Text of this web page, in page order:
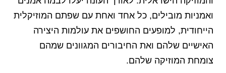
ואמניות מובילים, כל אחד ואחת עם שפתם המוזיקלית
הייחודית, למופעים החושפים את עולמות היצירה
האישיים שלהם ואת החיבורים המגוונים שמהם
צומחת המוזיקה שלהם.